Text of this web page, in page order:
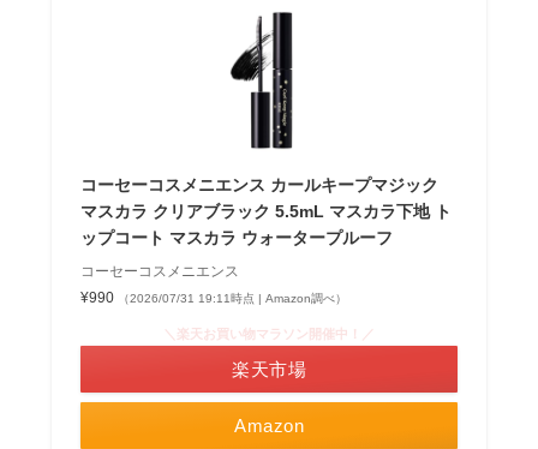
コーセーコスメニエンス カールキープマジック
マスカラ クリアブラック 5.5mL マスカラ下地 ト
ップコート マスカラ ウォータープルーフ
コーセーコスメニエンス
¥990
（2026/07/31 19:11時点 | Amazon調べ）
Amazon
＼楽天お買い物マラソン開催中！／
楽天市場